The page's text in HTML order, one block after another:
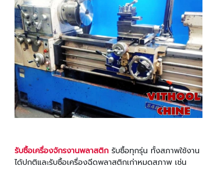
รับซื้อเครื่องจักรงานพลาสติก รับซื้อทุกรุ่น ทั้งสภาพใช้งาน
ได้ปกติและรับซื้อเครื่องฉีดพลาสติกเก่าหมดสภาพ เช่น